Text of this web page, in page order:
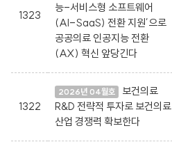
1323
능-서비스형 소프트웨어
(AI-SaaS) 전환 지원’으로
공공의료 인공지능 전환
(AX) 혁신 앞당긴다
1322
2026년 04월호
보건의료
R&D 전략적 투자로 보건의료
산업 경쟁력 확보한다